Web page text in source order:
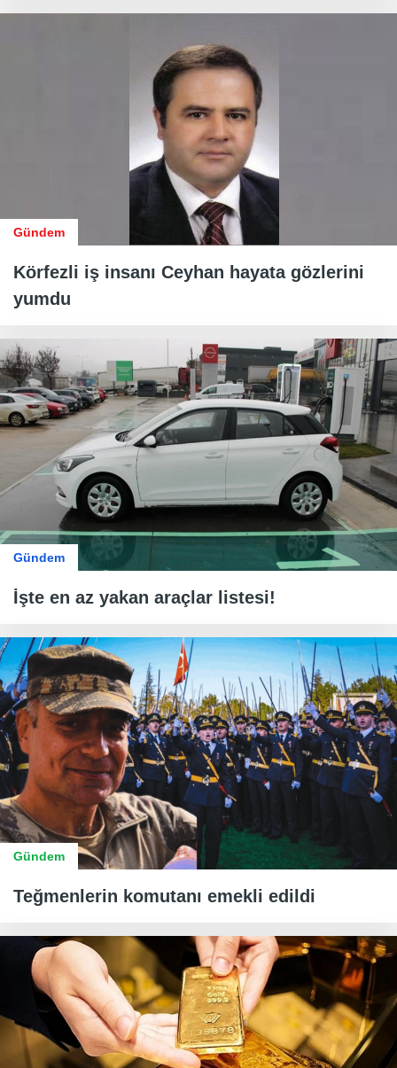
Gündem
Körfezli iş insanı Ceyhan hayata gözlerini
yumdu
Gündem
İşte en az yakan araçlar listesi!
Gündem
Teğmenlerin komutanı emekli edildi